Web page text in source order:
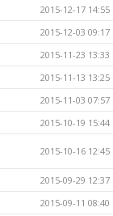
2015-12-17 14:55
2015-12-03 09:17
2015-11-23 13:33
2015-11-13 13:25
2015-11-03 07:57
2015-10-19 15:44
2015-10-16 12:45
2015-09-29 12:37
2015-09-11 08:40